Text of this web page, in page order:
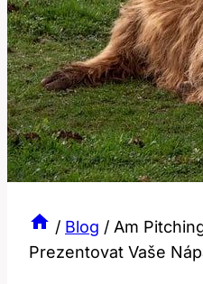
/ Blog / Am
Prezentovat Vaše